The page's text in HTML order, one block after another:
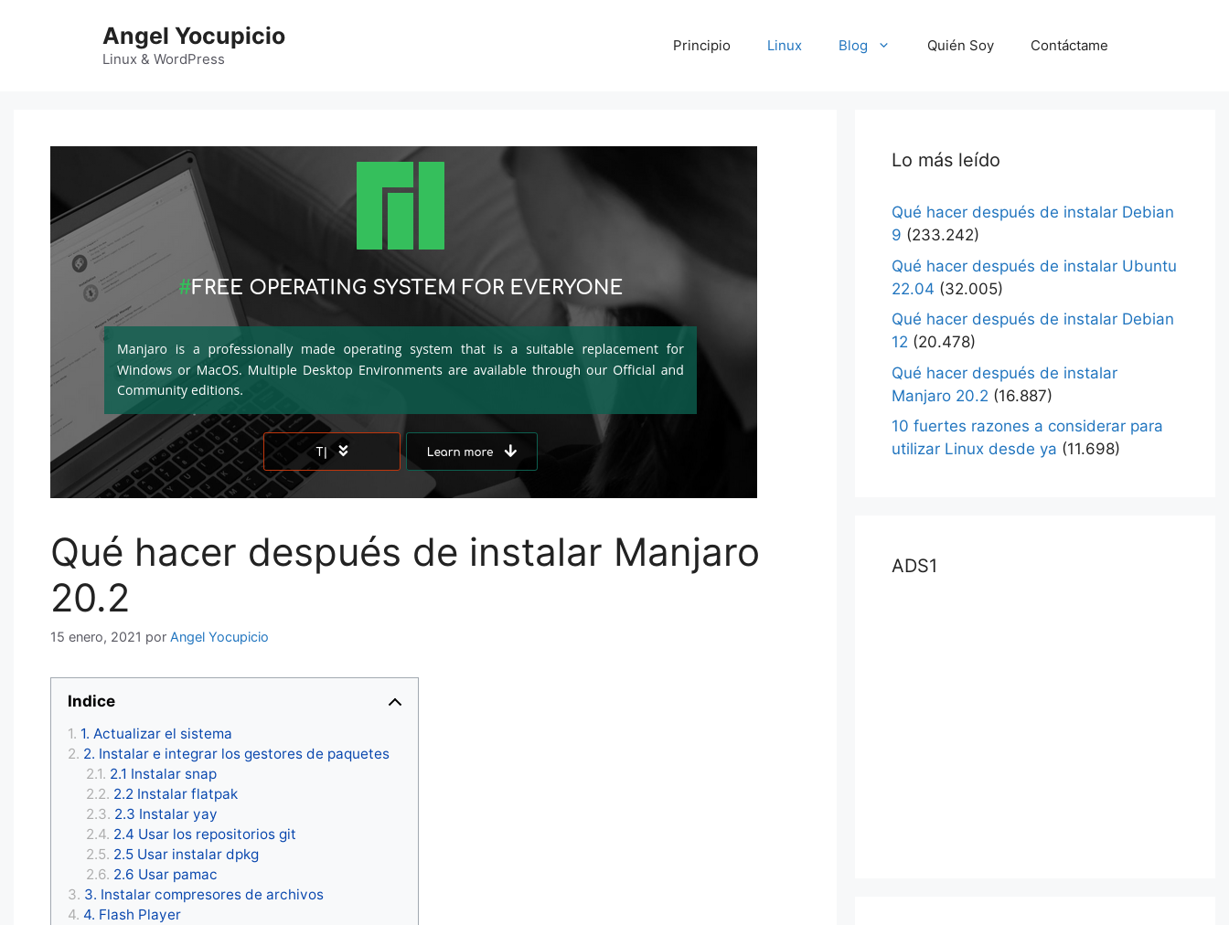
Angel Yocupicio
Linux & WordPress
Principio Linux Blog Quién Soy Contáctame
Qué hacer después de instalar Manjaro
20.2
15 enero, 2021 por Angel Yocupicio
Indice
1. Actualizar el sistema
2. Instalar e integrar los gestores de paquetes
2.1 Instalar snap
2.2 Instalar flatpak
2.3 Instalar yay
2.4 Usar los repositorios git
2.5 Usar instalar dpkg
2.6 Usar pamac
3. Instalar compresores de archivos
4. Flash Player
Lo más leído
Qué hacer después de instalar Debian
9 (233.242)
Qué hacer después de instalar Ubuntu
22.04 (32.005)
Qué hacer después de instalar Debian
12 (20.478)
Qué hacer después de instalar
Manjaro 20.2 (16.887)
10 fuertes razones a considerar para
utilizar Linux desde ya (11.698)
ADS1